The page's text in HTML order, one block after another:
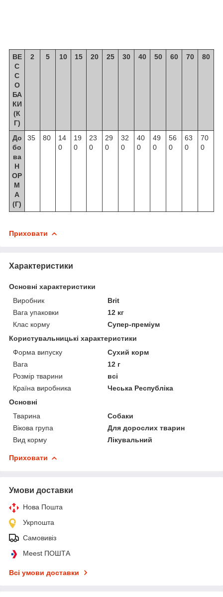
ВЕ
С
С
О
БА
КИ
(К
Г)
2 5 10 15 20 25 30 40 50 60 70 80
До
бо
ва
Н
ОР
М
А
(Г)
35 80
14
0
19
0
23
0
29
0
32
0
40
0
49
0
56
0
63
0
70
0
Приховати
Характеристики
Основні характеристики
Виробник
Brit
Вага упаковки
12 кг
Клас корму
Супер-преміум
Користувальницькі характеристики
Форма випуску
Сухий корм
Вага
12 г
Розмір тварини
всі
Країна виробника
Чеська Республіка
Основні
Тварина
Собаки
Вікова група
Для дорослих тварин
Вид корму
Лікувальний
Приховати
Умови доставки
Нова Пошта
Укрпошта
Самовивіз
Meest ПОШТА
Всі умови доставки